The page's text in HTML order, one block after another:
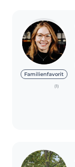
Familienfavorit
(1)